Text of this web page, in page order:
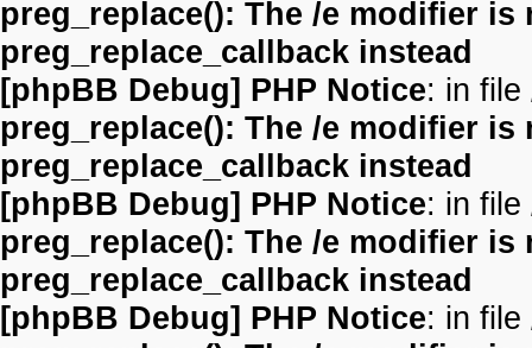
preg_replace(): The /e modifier
preg_replace_callback instead
[phpBB Debug] PHP Notice: in file
preg_replace(): The /e modifier
preg_replace_callback instead
[phpBB Debug] PHP Notice: in file
preg_replace(): The /e modifier
preg_replace_callback instead
[phpBB Debug] PHP Notice: in file